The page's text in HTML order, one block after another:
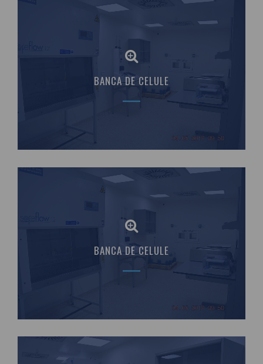
BANCA DE CELULE
BANCA DE CELULE